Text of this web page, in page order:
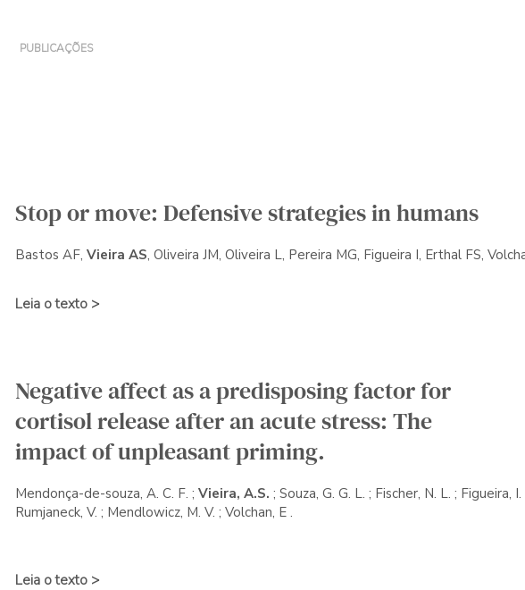
PUBLICAÇÕES
Stop or move: Defensive strategies in humans
Bastos AF,Vieira AS, Oliveira JM, Oliveira L, Pereira MG, Figueira I, Erthal FS,
Leia o texto >
Negative affect as a predisposing factor for
cortisol release after an acute stress: The
impact of unpleasant priming.
Mendonça-de-souza, A. C. F. ;Vieira, A.S. ;Souza, G. G. L. ; Fischer, N. L. ; Figueira, I.
Rumjaneck, V. ; Mendlowicz, M. V. ;Volchan, E .
Leia o texto >